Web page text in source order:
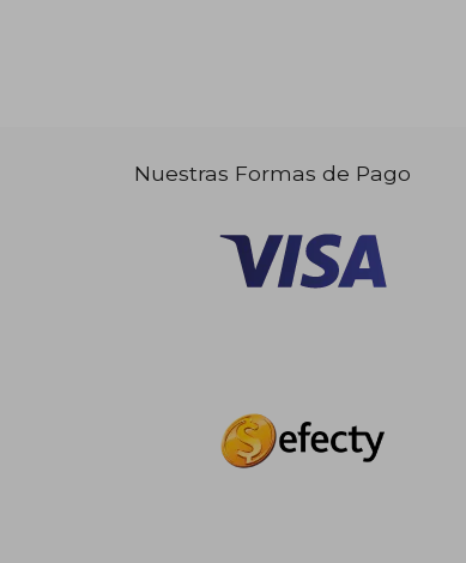
Nuestras Formas de Pago